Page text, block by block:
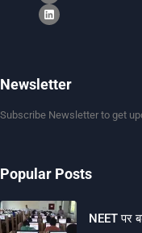
Newsletter
Subscribe Newsletter to get
Popular Posts
NEET पर